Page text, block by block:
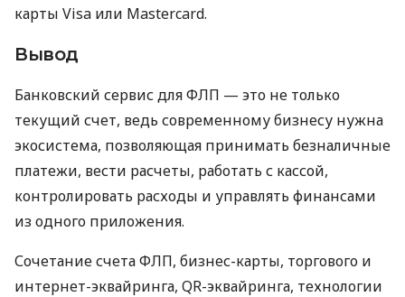
карты Visa или Mastercard.
Вывод
Банковский сервис для ФЛП — это не только
текущий счет, ведь современному бизнесу нужна
экосистема, позволяющая принимать безналичные
платежи, вести расчеты, работать с кассой,
контролировать расходы и управлять финансами
из одного приложения.
Сочетание счета ФЛП, бизнес-карты, торгового и
интернет-эквайринга, QR-эквайринга, технологии